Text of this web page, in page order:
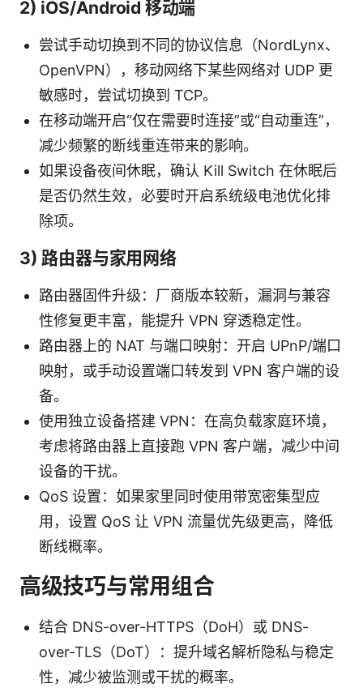
2) iOS/Android 移动端
尝试手动切换到不同的协议信息（NordLynx、
OpenVPN），移动网络下某些网络对 UDP 更
敏感时，尝试切换到 TCP。
在移动端开启“仅在需要时连接”或“自动重连”，
减少频繁的断线重连带来的影响。
如果设备夜间休眠，确认 Kill Switch 在休眠后
是否仍然生效，必要时开启系统级电池优化排
除项。
3) 路由器与家用网络
路由器固件升级：厂商版本较新，漏洞与兼容
性修复更丰富，能提升 VPN 穿透稳定性。
路由器上的 NAT 与端口映射：开启 UPnP/端口
映射，或手动设置端口转发到 VPN 客户端的设
备。
使用独立设备搭建 VPN：在高负载家庭环境，
考虑将路由器上直接跑 VPN 客户端，减少中间
设备的干扰。
QoS 设置：如果家里同时使用带宽密集型应
用，设置 QoS 让 VPN 流量优先级更高，降低
断线概率。
高级技巧与常用组合
结合 DNS-over-HTTPS（DoH）或 DNS-
over-TLS（DoT）：提升域名解析隐私与稳定
性，减少被监测或干扰的概率。